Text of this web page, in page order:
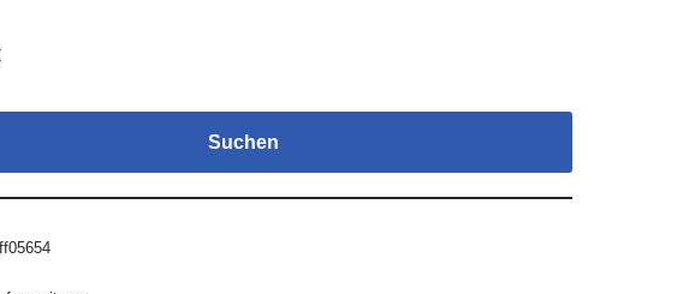
Suchen